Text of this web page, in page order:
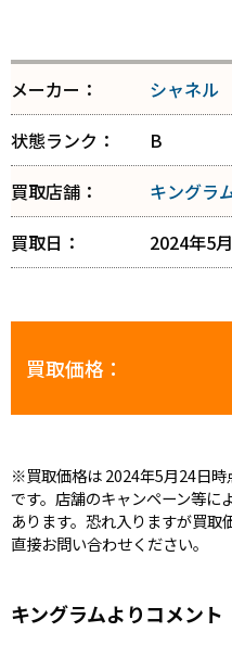
メーカー：
シャネル
状態ランク：
B
買取店舗：
キングラ
買取日：
2024年5
買取価格：
※買取価格は 2024年5月24日
です。店舗のキャンペーン等に
あります。恐れ入りますが買
直接お問い合わせください。
キングラムよりコメント